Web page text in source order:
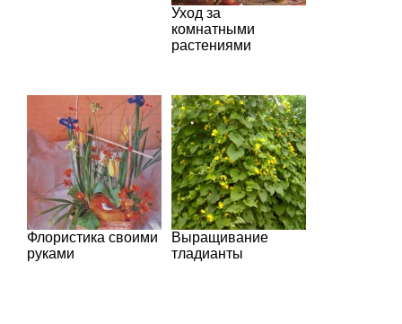
Уход за
комнатными
растениями
Флористика своими
руками
Выращивание
тладианты